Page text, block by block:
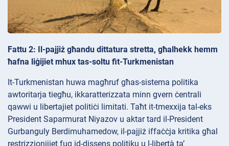
Fattu 2: Il-pajjiż għandu dittatura stretta, għalhekk hemm
ħafna liġijiet mhux tas-soltu fit-Turkmenistan
It-Turkmenistan huwa magħruf għas-sistema politika
awtoritarja tiegħu, ikkaratterizzata minn gvern ċentrali
qawwi u libertajiet politiċi limitati. Taħt it-tmexxija tal-eks
President Saparmurat Niyazov u aktar tard il-President
Gurbanguly Berdimuhamedow, il-pajjiż iffaċċja kritika għal
restrizzjonijiet fuq id-dissens politiku u l-libertà ta’